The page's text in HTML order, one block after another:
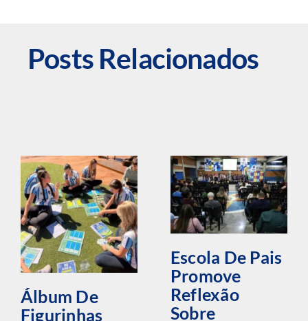
Posts Relacionados
Álbum De
Figurinhas
Escola De Pais
Promove
Reflexão
Sobre